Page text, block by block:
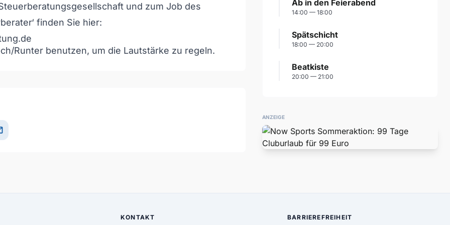
Runter benutzen, um die Lautstärke zu regeln.
und zum Job des
finden Sie hier:
Ab in den Feierabend
14:00 — 18:00
Spätschicht
18:00 — 20:00
Beatkiste
20:00 — 21:00
ANZEIGE
KONTAKT BARRIEREFREIHEIT